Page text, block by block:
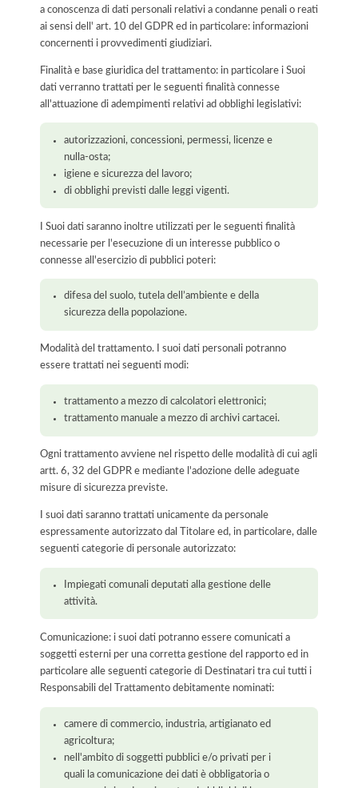
a conoscenza di dati personali relativi a condanne penali o reati
ai sensi dell' art. 10 del GDPR ed in particolare: informazioni
concernenti i provvedimenti giudiziari.
Finalità e base giuridica del trattamento: in particolare i Suoi
dati verranno trattati per le seguenti finalità connesse
all'attuazione di adempimenti relativi ad obblighi legislativi:
autorizzazioni, concessioni, permessi, licenze e
nulla-osta;
igiene e sicurezza del lavoro;
di obblighi previsti dalle leggi vigenti.
I Suoi dati saranno inoltre utilizzati per le seguenti finalità
necessarie per l'esecuzione di un interesse pubblico o
connesse all'esercizio di pubblici poteri:
difesa del suolo, tutela dell’ambiente e della
sicurezza della popolazione.
Modalità del trattamento. I suoi dati personali potranno
essere trattati nei seguenti modi:
trattamento a mezzo di calcolatori elettronici;
trattamento manuale a mezzo di archivi cartacei.
Ogni trattamento avviene nel rispetto delle modalità di cui agli
artt. 6, 32 del GDPR e mediante l'adozione delle adeguate
misure di sicurezza previste.
I suoi dati saranno trattati unicamente da personale
espressamente autorizzato dal Titolare ed, in particolare, dalle
seguenti categorie di personale autorizzato:
Impiegati comunali deputati alla gestione delle
attività.
Comunicazione: i suoi dati potranno essere comunicati a
soggetti esterni per una corretta gestione del rapporto ed in
particolare alle seguenti categorie di Destinatari tra cui tutti i
Responsabili del Trattamento debitamente nominati:
camere di commercio, industria, artigianato ed
agricoltura;
nell'ambito di soggetti pubblici e/o privati per i
quali la comunicazione dei dati è obbligatoria o